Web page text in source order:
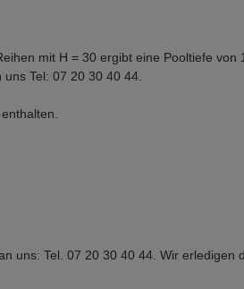
mit H = 30 ergibt eine Pooltiefe von
Tel: 07 20 30 40 44.
uns: Tel. 07 20 30 40 44. Wir erledigen